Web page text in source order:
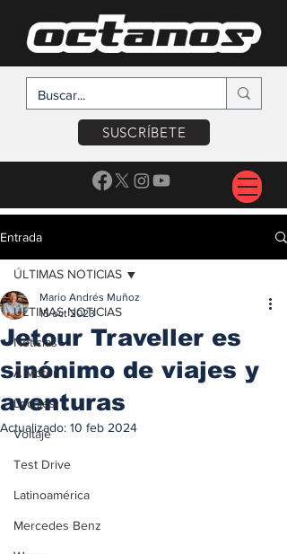
SUSCRÍBETE
Entrada
ÚLTIMAS NOTICIAS
Noticias
A Motor
Locales
Voltaje
Test Drive
Latinoamérica
Mercedes Benz
ÚLTIMAS NOTICIAS
Jetour Traveller es
sinónimo de viajes y
aventuras
Mario Andrés Muñoz
15 oct 2023
Actualizado: 10 feb 2024